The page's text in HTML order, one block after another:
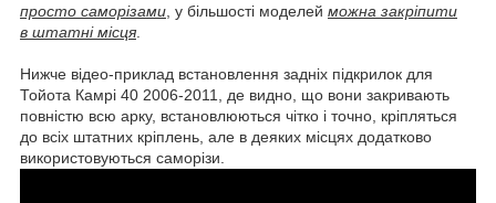
просто саморізами , у більшості моделей можна закріпити
в штатні місця
Нижче відео-приклад встановлення задніх підкрилок для
Тойота Камрі 40 2006-2011, де видно, що вони закривають
повністю всю арку, встановлюються чітко і точно, кріпляться
до всіх штатних кріплень, але в деяких місцях додатково
використовуються саморізи.